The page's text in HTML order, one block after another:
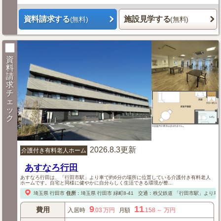
資料請求する(無料) 施設見学する(無料)
資
料
請
求
チ
ェ
ッ
ク
介護付き有料老人ホーム 2026.8.3更新
あすなろ行田
あすなろ行田は、「行田市駅」より車で約6分の場所に位置している介護付き有料老人
ホームです。自宅と同様に健やかに自分らしく生活できる環境が整...
埼玉県 行田市 住所： 埼玉県 行田市緑町8-41 交通：秩父鉄道 「行田市駅」より車
費用 入居時 9.03 万円 月額 11.158 ～ 万円